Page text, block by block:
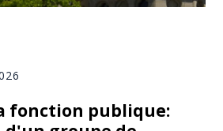
fonction publique: